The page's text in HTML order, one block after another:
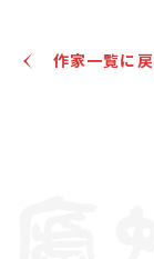
1983年美術文化振
アートサイト直島」（
「こども本の森 中
作家一覧に